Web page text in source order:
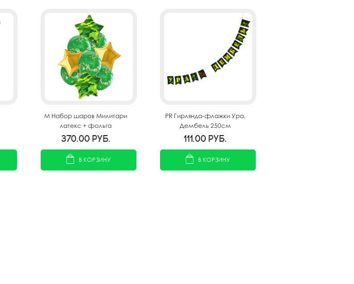
M Набор шаров Милитари
латекс + фольга
370.00 руб.
В КОРЗИНУ
PR Гирлянда-флажки Ура,
Дембель 250см
111.00 руб.
В КОРЗИНУ